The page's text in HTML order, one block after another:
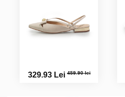
329.93 Lei459.90 lei